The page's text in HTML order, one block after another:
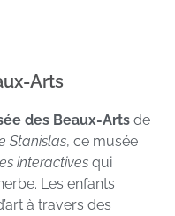
Arts
des Beaux-Arts de
Stanislas, ce musée
interactives qui
Les enfants
à travers des